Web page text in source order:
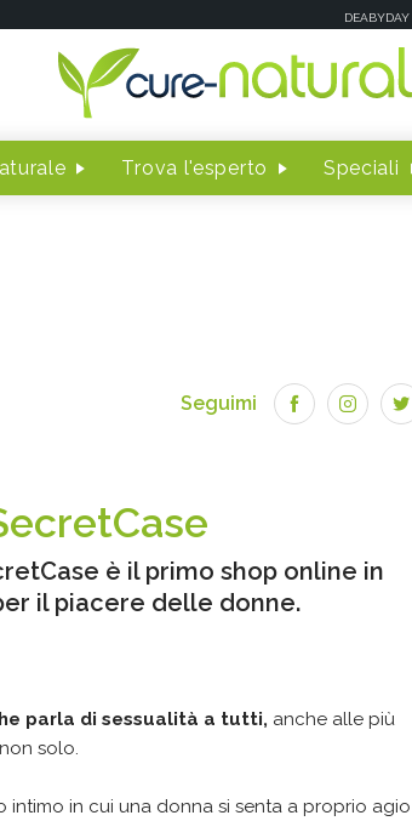
DEABYDAY
Trova l'esperto Speciali
Seguimi
è il primo shop online in
il piacere delle donne.
parla di sessualità a tutti, anche alle più
solo.
intimo in cui una donna si senta a proprio agio